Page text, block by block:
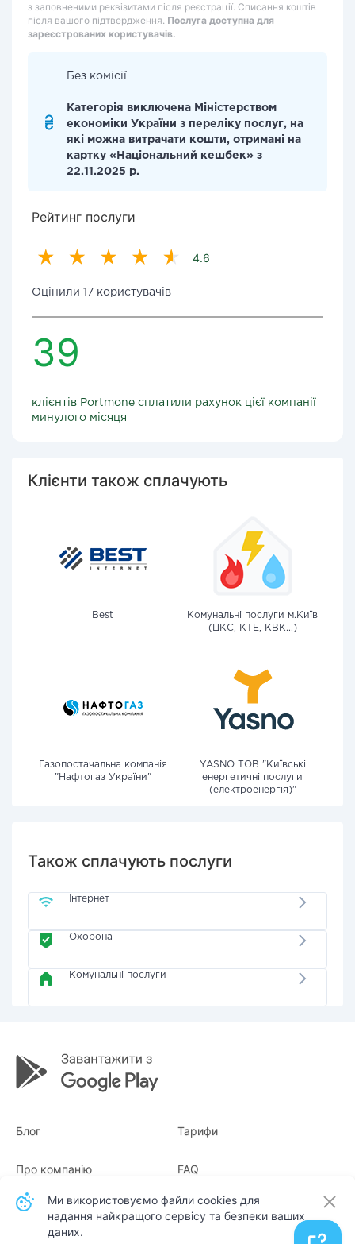
з заповненими реквізитами після реєстрації. Списання коштів
після вашого підтвердження. Послуга доступна для
зареєстрованих користувачів.
Без комісії
Категорія виключена Міністерством
економіки України з переліку послуг, на
які можна витрачати кошти, отримані на
картку «Національний кешбек» з
22.11.2025 р.
Рейтинг послуги
4.6
Оцінили 17 користувачів
39
клієнтів Portmone сплатили рахунок цієї компанії
минулого місяця
Клієнти також сплачують
Best
Комунальні послуги м.Київ
(ЦКС, КТЕ, КВК...)
Газопостачальна компанія
"Нафтогаз України"
YASNO ТОВ "Київські
енергетичні послуги
(електроенергія)"
Також сплачують послуги
Інтернет
Охорона
Комунальні послуги
Блог Тарифи
Про компанію
Квитанції
FAQ
Для бізнесу
Ми використовуємо файли cookies для
надання найкращого сервісу та безпеки ваших
даних.